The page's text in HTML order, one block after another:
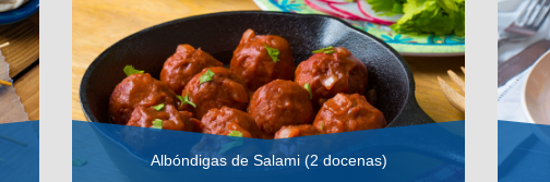
Albóndigas de Salami (2 docenas)